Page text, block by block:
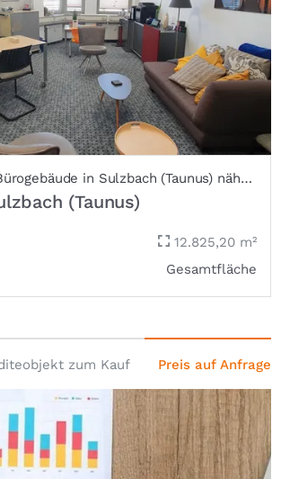
Interessantes Bürogebäude in Sulzbach (Taunus) nähe Main-Taunus-Zentrum
(Taunus)
12.825,20 m²
Gesamtfläche
zum Kauf Preis auf Anfrage